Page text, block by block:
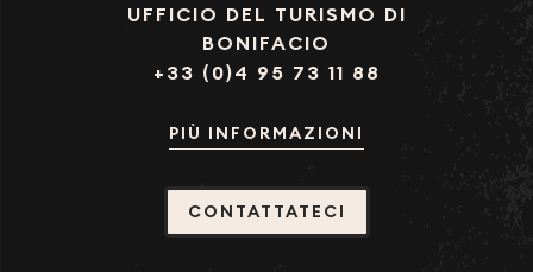
UFFICIO DEL TURISMO DI
BONIFACIO
+33 (0)4 95 73 11 88
PIÙ INFORMAZIONI
CONTATTATECI